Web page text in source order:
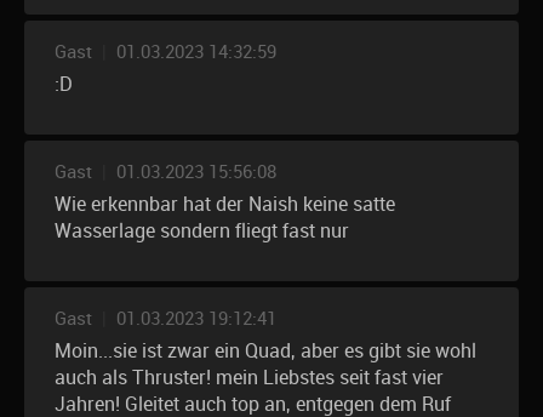
Gast 01.03.2023 14:32:59
:D
Gast 01.03.2023 15:56:08
Wie erkennbar hat der Naish keine satte
Wasserlage sondern fliegt fast nur
Gast 01.03.2023 19:12:41
Moin...sie ist zwar ein Quad, aber es gibt sie wohl
auch als Thruster! mein Liebstes seit fast vier
Jahren! Gleitet auch top an, entgegen dem Ruf